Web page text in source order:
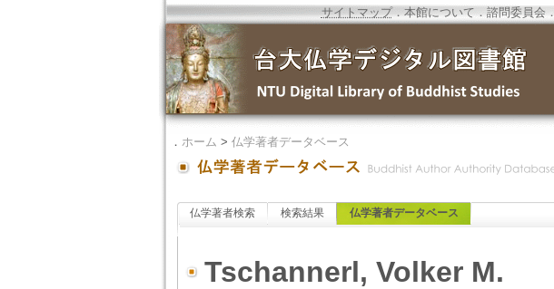
サイトマップ．本館について．諮問委員会．
． ホーム > 仏学著者データベース
仏学著者検索 検索結果 仏学著者データベース
Tschannerl, Volker M.